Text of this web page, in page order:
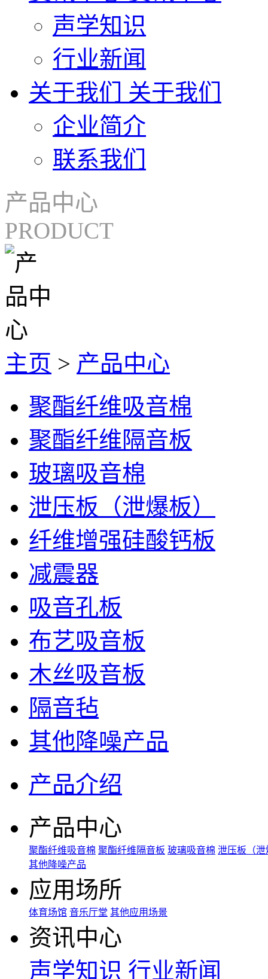
声学知识
行业新闻
关于我们
关于我们
企业简介
联系我们
产品中心
PRODUCT
主页 > 产品中心
聚酯纤维吸音棉
聚酯纤维隔音板
玻璃吸音棉
泄压板（泄爆板）
纤维增强硅酸钙板
减震器
吸音孔板
布艺吸音板
木丝吸音板
隔音毡
其他降噪产品
产品介绍
产品中心
聚酯纤维吸音棉 聚酯纤维隔音板 玻璃吸音棉 泄压板（泄
其他降噪产品
应用场所
体育场馆 音乐厅堂 其他应用场景
资讯中心
声学知识 行业新闻